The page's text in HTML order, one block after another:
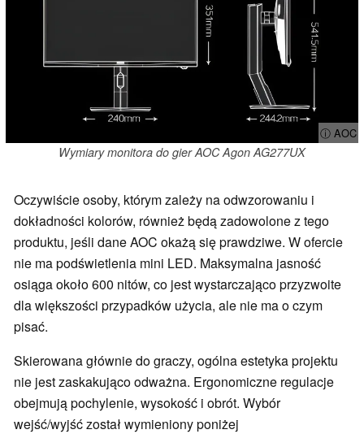
ⓘ AOC
Wymiary monitora do gier AOC Agon AG277UX
Oczywiście osoby, którym zależy na odwzorowaniu i
dokładności kolorów, również będą zadowolone z tego
produktu, jeśli dane AOC okażą się prawdziwe. W ofercie
nie ma podświetlenia mini LED. Maksymalna jasność
osiąga około 600 nitów, co jest wystarczająco przyzwoite
dla większości przypadków użycia, ale nie ma o czym
pisać.
Skierowana głównie do graczy, ogólna estetyka projektu
nie jest zaskakująco odważna. Ergonomiczne regulacje
obejmują pochylenie, wysokość i obrót. Wybór
wejść/wyjść został wymieniony poniżej